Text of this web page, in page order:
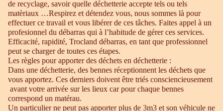
de recyclage, savoir quelle déchetterie accepte tels ou tels
matèriaux …Respirez et détendez vous, nous sommes là pour
effectuer ce travail et vous libérer de ces tâches. Faites appel à un
profesionnel du débarras qui à l’habitude de gérer ces services.
Efficacité, rapidité, Trocland débarras, en tant que professionnel
peut se charger de toutes ces étapes.
Les règles pour apporter des déchets en déchetterie :
Dans une déchetterie, des bennes réceptionnent les déchets que
vous apportez. Ces derniers doivent être triés consciencieusement
avant votre arrivée sur les lieux car pour chaque bennes
correspond un matérau.
Un particulier ne peut pas apporter plus de 3m3 et son véhicule ne